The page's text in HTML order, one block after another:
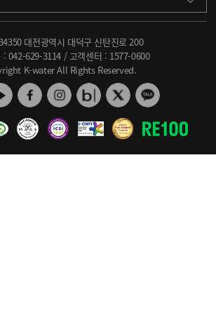
대전광역시 대덕구 신탄진로 200
: 042-629-3114 / 고객센터 : 1577-0600
K-water All Rights Reserved.